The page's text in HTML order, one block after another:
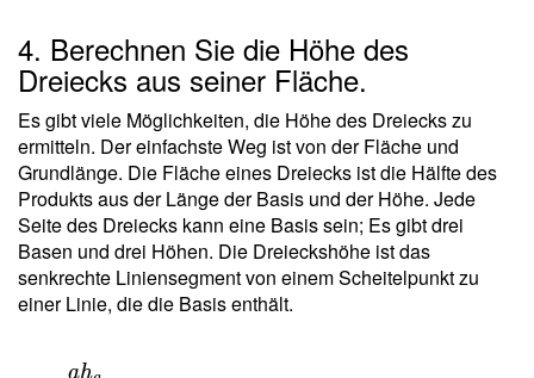
11(11-
4)(11-
9)(11-
9) } \
\\ T =
\sqrt{
11
\cdot \
7 \cdot
\ 2
\cdot \
4. Berechnen Sie die Höhe des
Dreiecks aus seiner Fläche.
Es gibt viele Möglichkeiten, die Höhe des Dreiecks zu
ermitteln. Der einfachste Weg ist von der Fläche und
Grundlänge. Die Fläche eines Dreiecks ist die Hälfte des
Produkts aus der Länge der Basis und der Höhe. Jede
Seite des Dreiecks kann eine Basis sein; Es gibt drei
Basen und drei Höhen. Die Dreieckshöhe ist das
senkrechte Liniensegment von einem Scheitelpunkt zu
einer Linie, die die Basis enthält.
ah